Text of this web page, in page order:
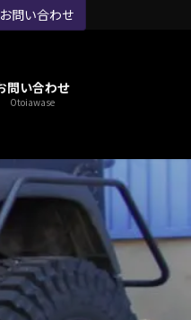
お問い合わせ
問い合わせ
Otoiawase